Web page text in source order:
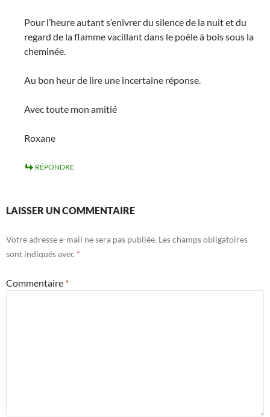
Pour l’heure autant s’enivrer du silence de la nuit et du
regard de la flamme vacillant dans le poêle à bois sous la
cheminée.
Au bon heur de lire une incertaine réponse.
Avec toute mon amitié
Roxane
RÉPONDRE
LAISSER UN COMMENTAIRE
Votre adresse e-mail ne sera pas publiée. Les champs obligatoires
sont indiqués avec *
Commentaire *